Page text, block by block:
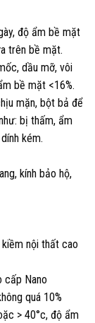
độ ẩm bề mặt
trên bề mặt.
dầu mỡ, vôi
bề mặt <16%.
mặn, bột bả để
bị thấm, ẩm
kém.
kính bảo hộ,
nội thất cao
cấp Nano
quá 10%
> 40°c, độ ẩm